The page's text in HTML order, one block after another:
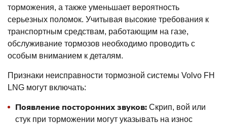
торможения, а также уменьшает вероятность
серьезных поломок. Учитывая высокие требования к
транспортным средствам, работающим на газе,
обслуживание тормозов необходимо проводить с
особым вниманием к деталям.
Признаки неисправности тормозной системы Volvo FH
LNG могут включать:
Появление посторонних звуков: Скрип, вой или
стук при торможении могут указывать на износ